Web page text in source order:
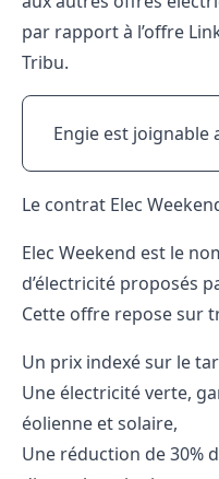
par rapport à l’offre
Tribu.
Engie est joignable
Le contrat Elec
Elec Weekend est le
d’électricité proposés
Cette offre repose sur
Un prix indexé sur le
Une électricité verte,
éolienne et solaire,
Une réduction de 30%